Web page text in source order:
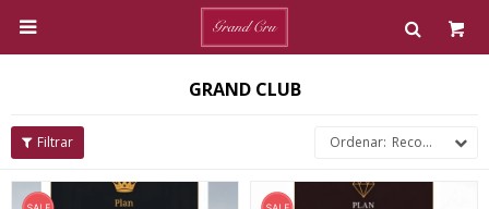

GRAND CLUB
Recomendados